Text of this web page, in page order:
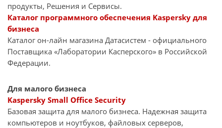
продукты, Решения и Сервисы.
Каталог программного обеспечения Kaspersky для
бизнеса
Каталог он-лайн магазина Датасиcтем - официального
Поставщика «Лаборатории Касперского» в Российской
Федерации.
Для малого бизнеса
Kaspersky Small Office Security
Базовая защита для малого бизнеса. Надежная защита
компьютеров и ноутбуков, файловых серверов,